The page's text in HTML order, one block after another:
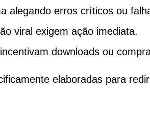
alegando erros críticos ou
viral exigem ação imediata.
downloads ou
elaboradas para